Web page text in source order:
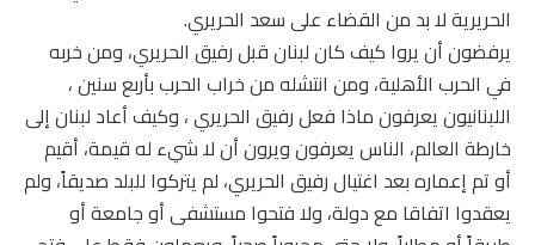
الحريرية لا بد من القضاء على سعد الحريري.
يرفضون أن يروا كيف كان لبنان قبل رفيق الحريري، ومن خربه
في الحرب الأهلية، ومن انتشله من خراب الحرب بأربع سنين ،
اللبنانيون يعرفون ماذا فعل رفيق الحريري ، وكيف أعاد لبنان إلى
خارطة العالم، الناس يعرفون ويرون أن لا شيء له قيمة، أقيم
أو تم إعماره بعد اغتيال رفيق الحريري، لم يتركوا للبلد صديقاً، ولم
يعقدوا اتفاقا مع دولة، ولا فتحوا مستشفى أو جامعة أو